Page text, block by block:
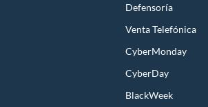
Defensoría
Venta Telefónica
CyberMonday
CyberDay
BlackWeek